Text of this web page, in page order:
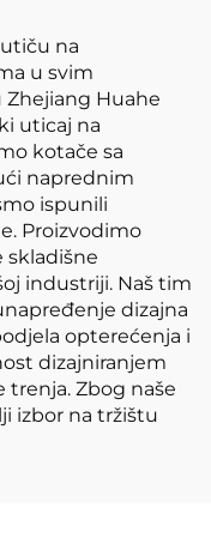
na
u svim
Huahe
uticaj na
kotače sa
naprednim
ispunili
Proizvodimo
skladišne
industriji. Naš tim
dizajna
opterećenja i
dizajniranjem
trenja. Zbog naše
izbor na tržištu